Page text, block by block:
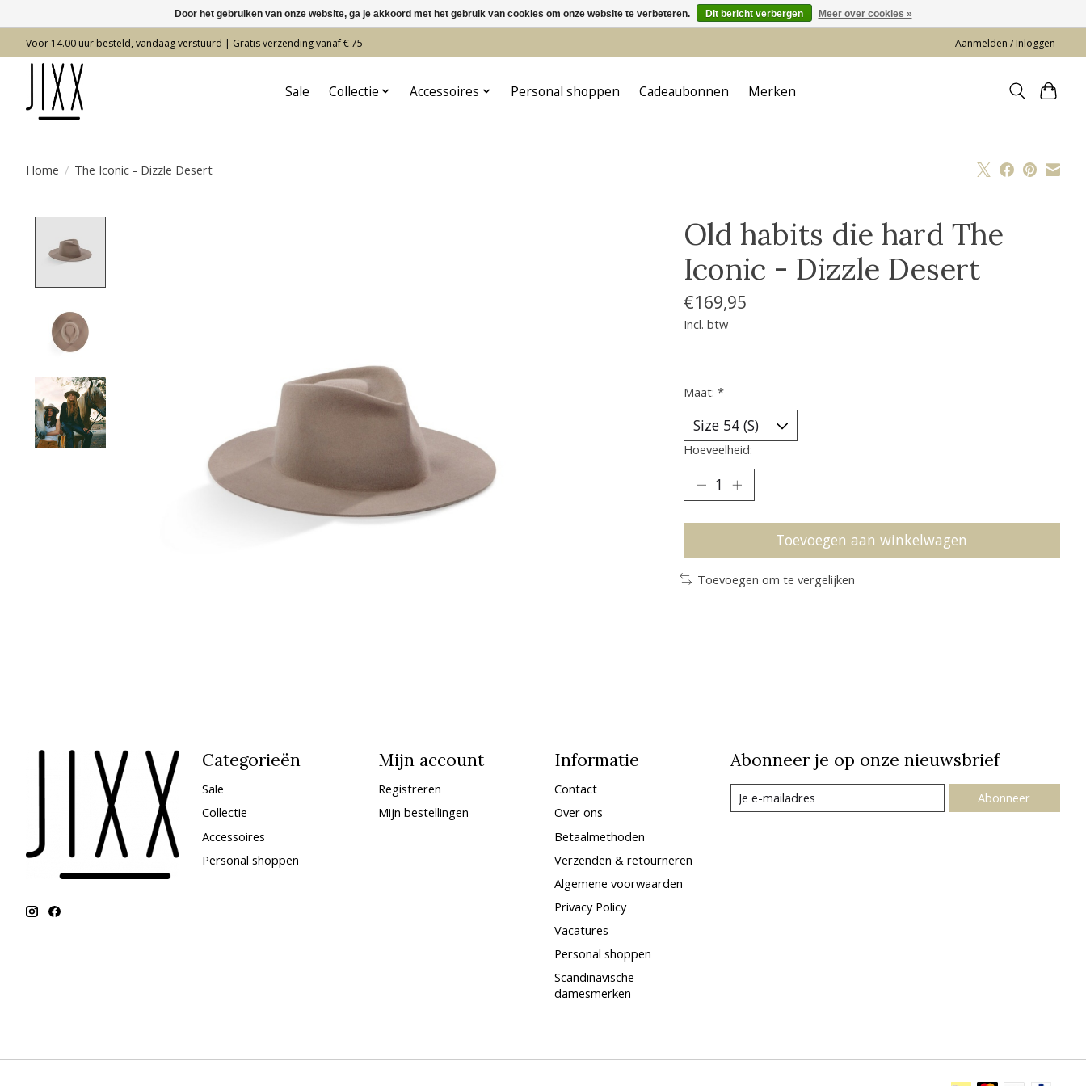
Voor 14.00 uur besteld, vandaag verstuurd | Gratis verzending vanaf € 75 Aanmelden / Inloggen
Sale Collectie Accessoires Personal shoppen Cadeaubonnen Merken
Home / The Iconic - Dizzle Desert
Old habits die hard The
Iconic - Dizzle Desert
€169,95
Incl. btw
Maat: *
Hoeveelheid:
Toevoegen aan winkelwagen
Toevoegen om te vergelijken
Categorieën
Sale
Collectie
Accessoires
Personal shoppen
Mijn account
Registreren
Mijn bestellingen
Informatie
Contact
Over ons
Betaalmethoden
Verzenden & retourneren
Algemene voorwaarden
Privacy Policy
Vacatures
Personal shoppen
Scandinavische
damesmerken
Abonneer je op onze nieuwsbrief
Abonneer
Door het gebruiken van onze website, ga je akkoord met het gebruik van cookies om onze website te verbeteren. Dit bericht verbergen Meer over cookies »